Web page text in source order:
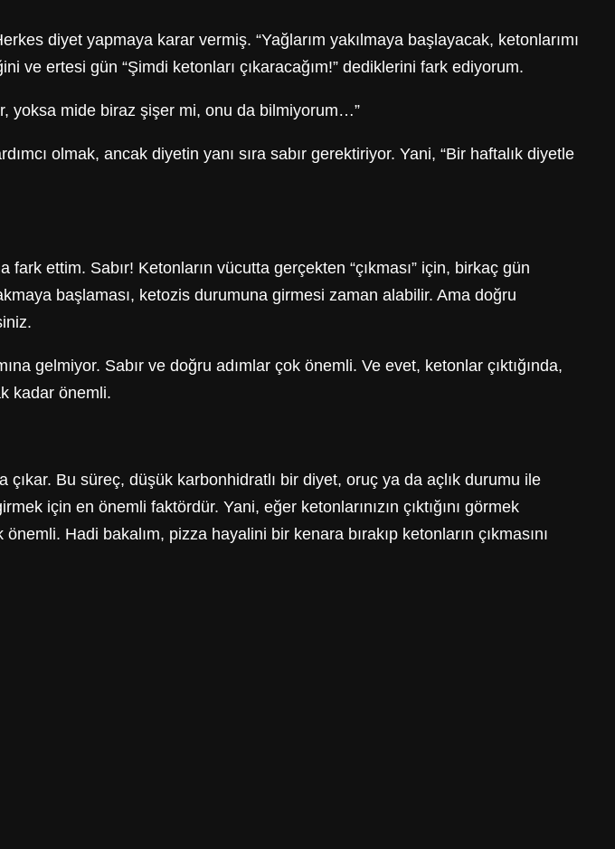
diyet yapmaya karar vermiş. “Yağlarım yakılmaya başlayacak, ketonlarımı
ve ertesi gün “Şimdi ketonları çıkaracağım!” dediklerini fark ediyorum.
yoksa mide biraz şişer mi, onu da bilmiyorum…”
olmak, ancak diyetin yanı sıra sabır gerektiriyor. Yani, “Bir haftalık diyetle
ettim. Sabır! Ketonların vücutta gerçekten “çıkması” için, birkaç gün
başlaması, ketozis durumuna girmesi zaman alabilir. Ama doğru
gelmiyor. Sabır ve doğru adımlar çok önemli. Ve evet, ketonlar çıktığında,
kadar önemli.
Bu süreç, düşük karbonhidratlı bir diyet, oruç ya da açlık durumu ile
için en önemli faktördür. Yani, eğer ketonlarınızın çıktığını görmek
Hadi bakalım, pizza hayalini bir kenara bırakıp ketonların çıkmasını